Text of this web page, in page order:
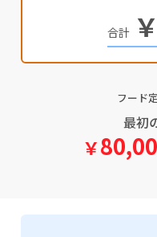
￥
フード
最初
￥